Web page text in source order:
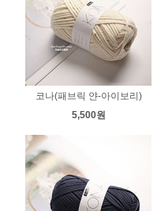
코나(패브릭 얀-아이보리)
5,500원